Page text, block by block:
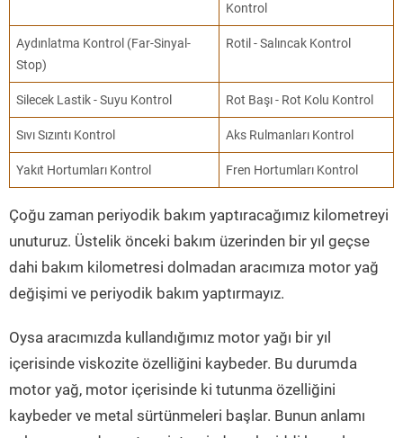
Kontrol
Aydınlatma Kontrol (Far-Sinyal-
Stop)
Rotil - Salıncak Kontrol
Silecek Lastik - Suyu Kontrol Rot Başı - Rot Kolu Kontrol
Sıvı Sızıntı Kontrol Aks Rulmanları Kontrol
Yakıt Hortumları Kontrol Fren Hortumları Kontrol
Çoğu zaman periyodik bakım yaptıracağımız kilometreyi
unuturuz. Üstelik önceki bakım üzerinden bir yıl geçse
dahi bakım kilometresi dolmadan aracımıza motor yağ
değişimi ve periyodik bakım yaptırmayız.
Oysa aracımızda kullandığımız motor yağı bir yıl
içerisinde viskozite özelliğini kaybeder. Bu durumda
motor yağ, motor içerisinde ki tutunma özelliğini
kaybeder ve metal sürtünmeleri başlar. Bunun anlamı